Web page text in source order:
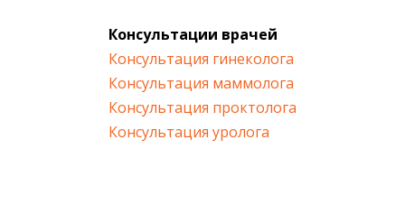
Консультации врачей
Консультация гинеколога
Консультация маммолога
Консультация проктолога
Консультация уролога